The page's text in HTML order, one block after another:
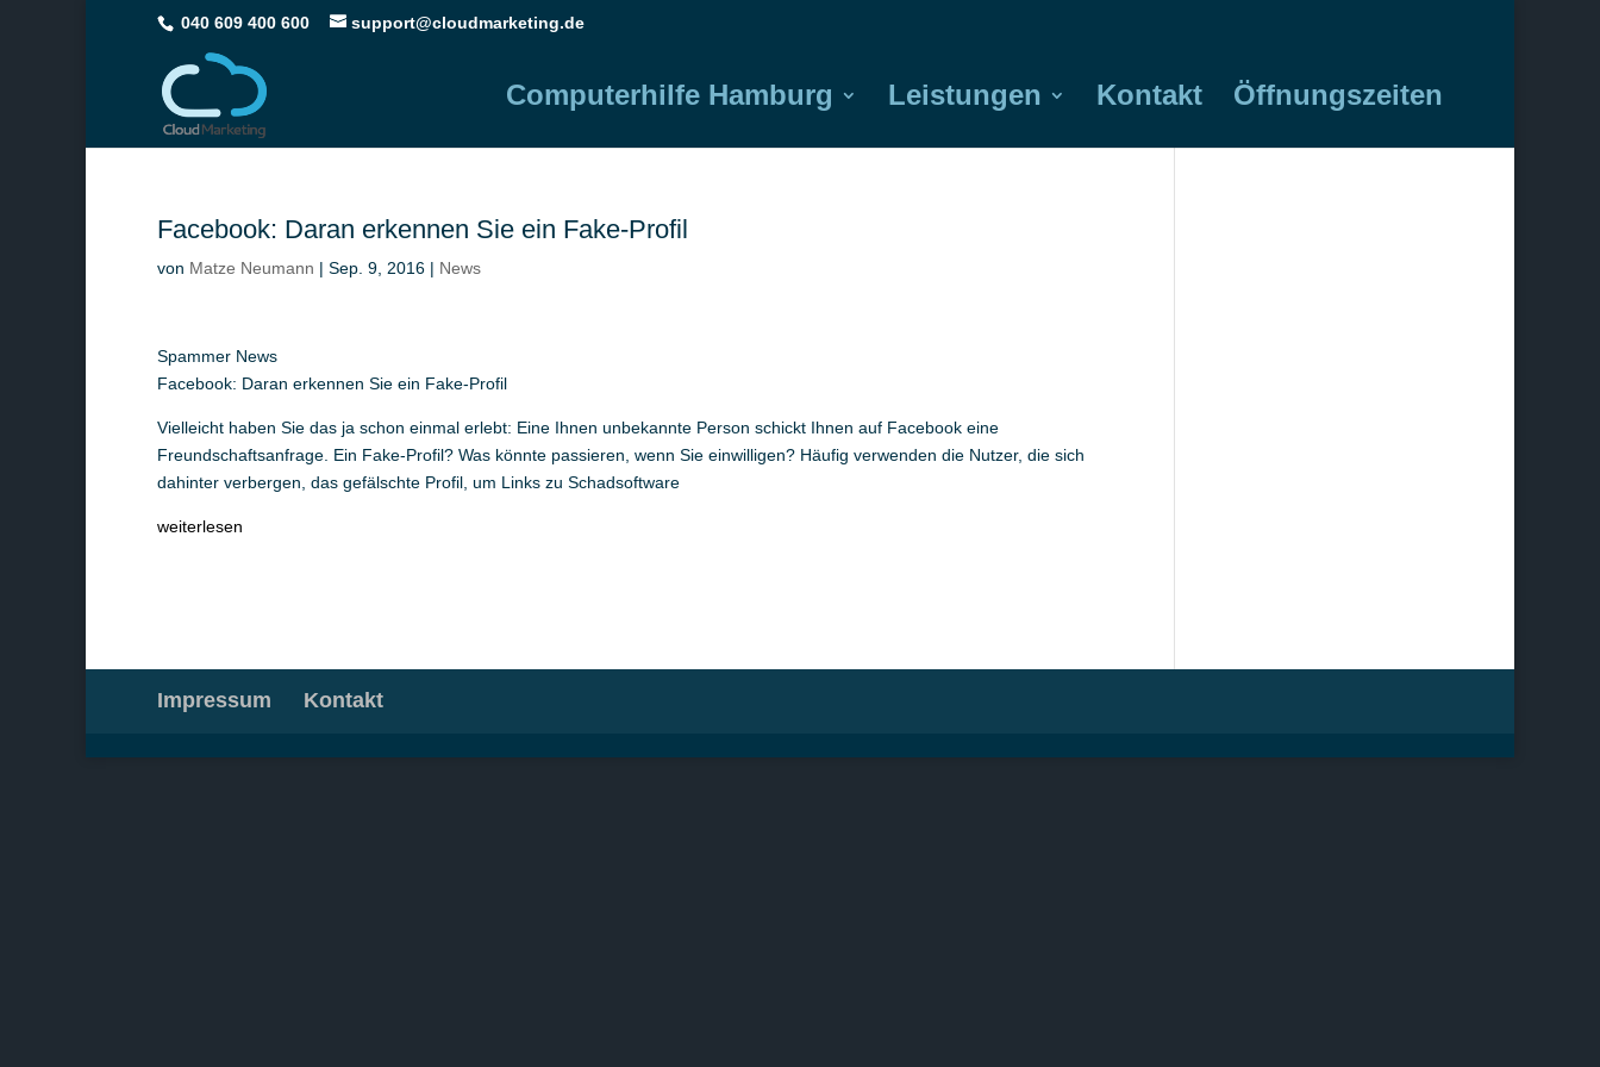
040 609 400 600 support@cloudmarketing.de
Computerhilfe Hamburg Leistungen Kontakt Öffnungszeiten
Facebook: Daran erkennen Sie ein Fake-Profil
von Matze Neumann | Sep. 9, 2016 | News
Spammer News
Facebook: Daran erkennen Sie ein Fake-Profil
Vielleicht haben Sie das ja schon einmal erlebt: Eine Ihnen unbekannte Person schickt Ihnen auf Facebook eine
Freundschaftsanfrage. Ein Fake-Profil? Was könnte passieren, wenn Sie einwilligen? Häufig verwenden die Nutzer, die sich
dahinter verbergen, das gefälschte Profil, um Links zu Schadsoftware
weiterlesen
Impressum Kontakt